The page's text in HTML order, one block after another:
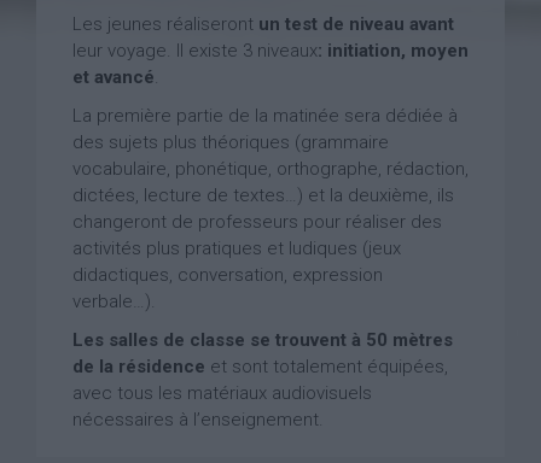
Les jeunes réaliseront un test de niveau avant
leur voyage. Il existe 3 niveaux: initiation, moyen
et avancé.
La première partie de la matinée sera dédiée à
des sujets plus théoriques (grammaire
vocabulaire, phonétique, orthographe, rédaction,
dictées, lecture de textes…) et la deuxième, ils
changeront de professeurs pour réaliser des
activités plus pratiques et ludiques (jeux
didactiques, conversation, expression
verbale…).
Les salles de classe se trouvent à 50 mètres
de la résidence et sont totalement équipées,
avec tous les matériaux audiovisuels
nécessaires à l’enseignement.